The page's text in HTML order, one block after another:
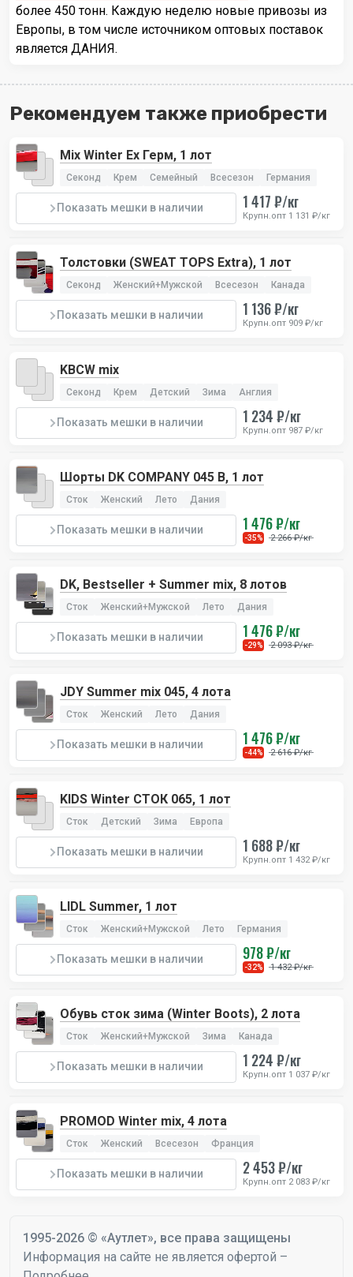
более 450 тонн. Каждую неделю новые привозы из
Европы, в том числе источником оптовых поставок
является ДАНИЯ.
Рекомендуем также приобрести
Mix Winter Ex Герм, 1 лот
Секонд Крем Семейный Всесезон Германия
Показать мешки в наличии 1 417 ₽/кг
Крупн.опт 1 131 ₽/кг
Толстовки (SWEAT TOPS Extra), 1 лот
Секонд Женский+Мужской Всесезон Канада
Показать мешки в наличии 1 136 ₽/кг
Крупн.опт 909 ₽/кг
KBCW mix
Секонд Крем Детский Зима Англия
Показать мешки в наличии 1 234 ₽/кг
Крупн.опт 987 ₽/кг
Шорты DK COMPANY 045 B, 1 лот
Сток Женский Лето Дания
Показать мешки в наличии 1 476 ₽/кг
-35% 2 266 ₽/кг
DK, Bestseller + Summer mix, 8 лотов
Сток Женский+Мужской Лето Дания
Показать мешки в наличии 1 476 ₽/кг
-29% 2 093 ₽/кг
JDY Summer mix 045, 4 лота
Сток Женский Лето Дания
Показать мешки в наличии 1 476 ₽/кг
-44% 2 616 ₽/кг
KIDS Winter СТОК 065, 1 лот
Сток Детский Зима Европа
Показать мешки в наличии 1 688 ₽/кг
Крупн.опт 1 432 ₽/кг
LIDL Summer, 1 лот
Сток Женский+Мужской Лето Германия
Показать мешки в наличии 978 ₽/кг
-32% 1 432 ₽/кг
Обувь сток зима (Winter Boots), 2 лота
Сток Женский+Мужской Зима Канада
Показать мешки в наличии 1 224 ₽/кг
Крупн.опт 1 037 ₽/кг
PROMOD Winter mix, 4 лота
Сток Женский Всесезон Франция
Показать мешки в наличии 2 453 ₽/кг
Крупн.опт 2 083 ₽/кг
1995-2026 © «Аутлет», все права защищены
Информация на сайте не является офертой –